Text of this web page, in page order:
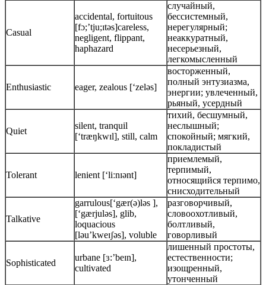
Casual
accidental, fortuitous
[fɔ;’tju;ɪtəs]careless,
negligent, flippant,
haphazard
случайный,
бессистемный,
нерегулярный;
неаккуратный,
несерьезный,
легкомысленный
Enthusiastic eager, zealous [‘zeləs]
восторженный,
полный энтузиазма,
энергии; увлеченный,
рьяный, усердный
Quiet
silent, tranquil
[‘træŋkwɪl], still, calm
тихий, бесшумный,
неслышный;
спокойный; мягкий,
покладистый
Tolerant lenient [‘liːnɪənt]
приемлемый,
терпимый,
относящийся терпимо,
снисходительный
Talkative
garrulous[‘gær(ə)ləs ],
[‘gærjuləs], glib,
loquacious
[ləu’kweɪʃəs], voluble
разговорчивый,
словоохотливый,
болтливый,
говорливый
Sophisticated
urbane [ɜ:’beɪn],
cultivated
лишенный простоты,
естественности;
изощренный,
утонченный